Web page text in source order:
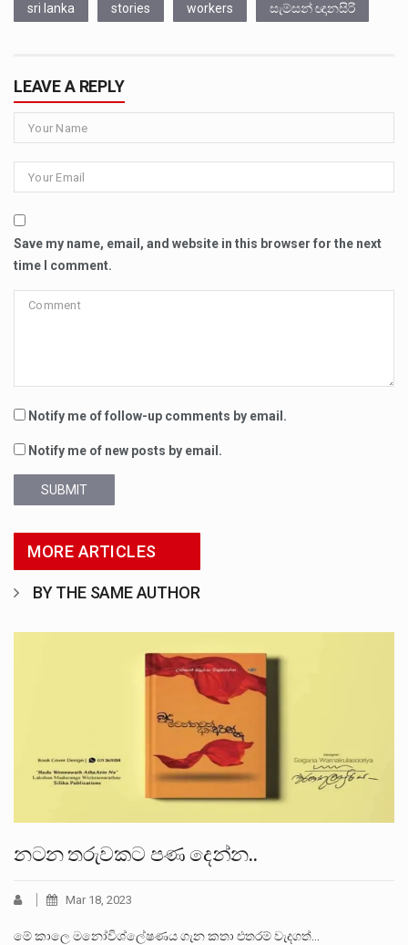
sri lanka stories workers සැම්සන් ඥානසිරි
LEAVE A REPLY
Save my name, email, and website in this browser for the next
time I comment.
Notify me of follow-up comments by email.
Notify me of new posts by email.
SUBMIT
MORE ARTICLES
BY THE SAME AUTHOR
නටන තරුවකට පණ දෙන්න..
Mar 18, 2023
මේ කාලෙ මනෝවිශ්ලේෂණය ගැන කතා එතරම් වැදගත්…